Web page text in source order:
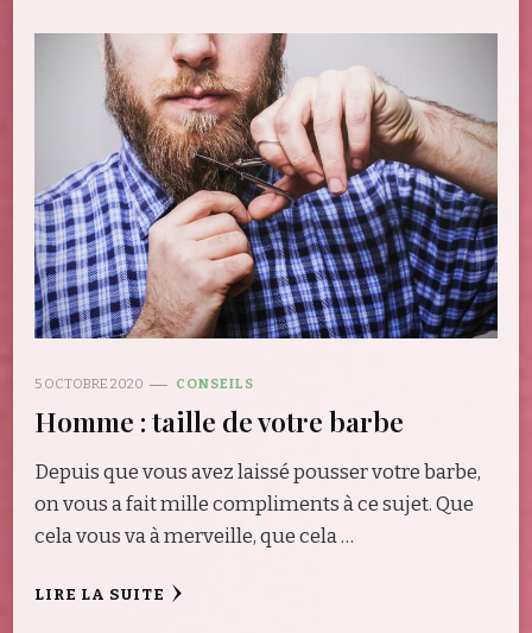
5 OCTOBRE 2020 CONSEILS
Homme : taille de votre barbe
Depuis que vous avez laissé pousser votre barbe,
on vous a fait mille compliments à ce sujet. Que
cela vous va à merveille, que cela …
LIRE LA SUITE